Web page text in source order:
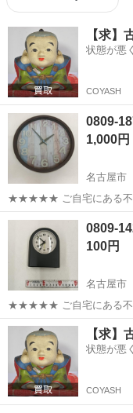
【求】
状態が悪
COYASH
0809-
1,000円
名古屋市
★★★★★ ご自宅にある不
みしませんか？ 家電、趣
衣料服飾品、生活雑貨、
ち込めます！ ※詳細はこ...
愛知 名古屋市
0809-
100円
名古屋市
★★★★★ ご自宅にある不
みしませんか？ 家電、趣
衣料服飾品、生活雑貨、
ち込めます！ ※詳細はこ...
愛知 名古屋市 時計
【求】
状態が悪
COYASH